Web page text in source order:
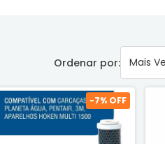
Ordenar por:
-7% OFF